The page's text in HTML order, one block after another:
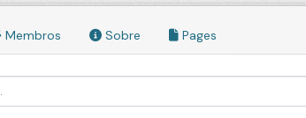
Membros Sobre Pages